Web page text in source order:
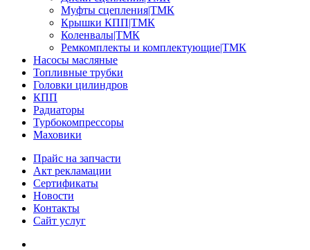
Муфты сцепления|ТМК
Крышки КПП|ТМК
Коленвалы|ТМК
Ремкомплекты и комплектующие|ТМК
Насосы масляные
Топливные трубки
Головки цилиндров
КПП
Радиаторы
Турбокомпрессоры
Маховики
Прайс на запчасти
Акт рекламации
Сертификаты
Новости
Контакты
Сайт услуг